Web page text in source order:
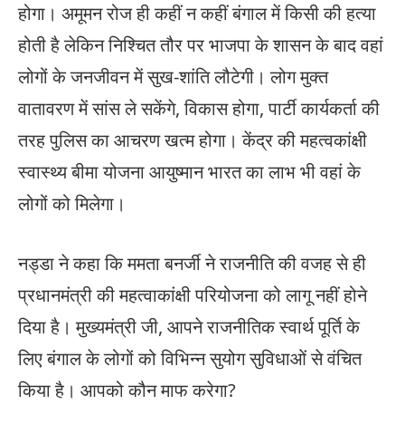
होगा। अमूमन रोज ही कहीं न कहीं बंगाल में किसी की हत्या
होती है लेकिन निश्चित तौर पर भाजपा के शासन के बाद वहां
लोगों के जनजीवन में सुख-शांति लौटेगी। लोग मुक्त
वातावरण में सांस ले सकेंगे, विकास होगा, पार्टी कार्यकर्ता की
तरह पुलिस का आचरण खत्म होगा। केंद्र की महत्वकांक्षी
स्वास्थ्य बीमा योजना आयुष्मान भारत का लाभ भी वहां के
लोगों को मिलेगा।
नड्डा ने कहा कि ममता बनर्जी ने राजनीति की वजह से ही
प्रधानमंत्री की महत्वाकांक्षी परियोजना को लागू नहीं होने
दिया है। मुख्यमंत्री जी, आपने राजनीतिक स्वार्थ पूर्ति के
लिए बंगाल के लोगों को विभिन्न सुयोग सुविधाओं से वंचित
किया है। आपको कौन माफ करेगा?